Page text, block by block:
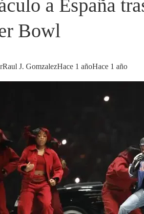
a España
Bowl
Raul J. GomzalezHace 1 añoHace 1 año